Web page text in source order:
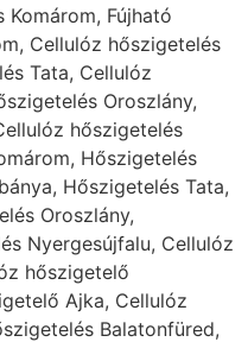
Fújható
Cellulóz hőszigetelés
Tata, Cellulóz
Oroszlány,
hőszigetelés
Hőszigetelés
Hőszigetelés Tata,
Oroszlány,
Nyergesújfalu, Cellulóz
hőszigetelő
Ajka, Cellulóz
Balatonfüred,